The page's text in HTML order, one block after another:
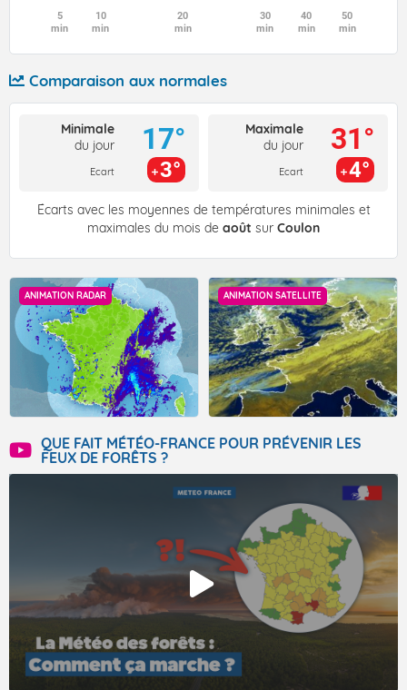
5
min
10
min
20
min
30
min
40
min
50
min
Comparaison aux normales
Minimale
du jour
Ecart
17°
3°
Maximale
du jour
Ecart
31°
4°
Écarts avec les moyennes de températures minimales et
maximales du mois de août sur Coulon
ANIMATION RADAR ANIMATION SATELLITE
QUE FAIT MÉTÉO-FRANCE POUR PRÉVENIR LES
FEUX DE FORÊTS ?